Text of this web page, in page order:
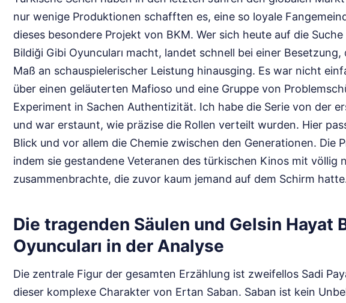
nur wenige Produktionen schafften es, eine so loyale
dieses besondere Projekt von BKM. Wer sich heute auf die
Bildiği Gibi Oyuncuları macht, landet schnell bei einer
Maß an schauspielerischer Leistung hinausging. Es war nicht
über einen geläuterten Mafioso und eine Gruppe von
Experiment in Sachen Authentizität. Ich habe die Serie von der
und war erstaunt, wie präzise die Rollen verteilt wurden. Hier
Blick und vor allem die Chemie zwischen den Generationen. Die
indem sie gestandene Veteranen des türkischen Kinos mit völlig
zusammenbrachte, die zuvor kaum jemand auf dem Schirm
Die tragenden Säulen und Gelsin Hayat
Oyuncuları in der Analyse
Die zentrale Figur der gesamten Erzählung ist zweifellos Sadi
dieser komplexe Charakter von Ertan Saban. Saban ist kein